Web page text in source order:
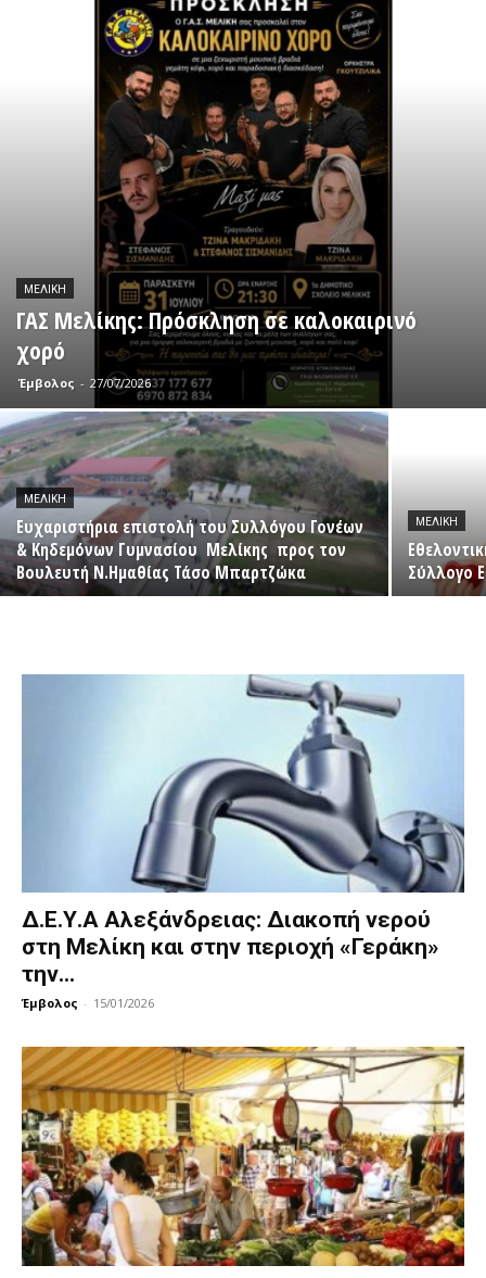
ΜΕΛΊΚΗ
ΓΑΣ Μελίκης: Πρόσκληση σε καλοκαιρινό
χορό
Έμβολος - 27/07/2026
ΜΕΛΊΚΗ
Ευχαριστήρια επιστολή του Συλλόγου Γονέων
& Κηδεμόνων Γυμνασίου Μελίκης προς τον
Βουλευτή Ν.Ημαθίας Τάσο Μπαρτζώκα
ΜΕΛΊΚΗ
Σύλλογο
Δ.Ε.Υ.Α Αλεξάνδρειας: Διακοπή νερού
στη Μελίκη και στην περιοχή «Γεράκη»
την...
Έμβολος - 15/01/2026